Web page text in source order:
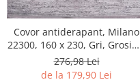
Covor antiderapant, Milano
22300, 160 x 230, Gri, Grosime
4mm
276,98 Lei
de la 179,90 Lei